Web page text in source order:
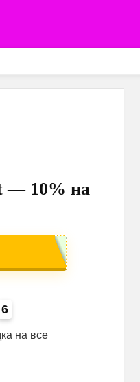
— 10% на
6
на все